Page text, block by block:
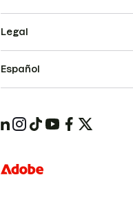
Legal
Español